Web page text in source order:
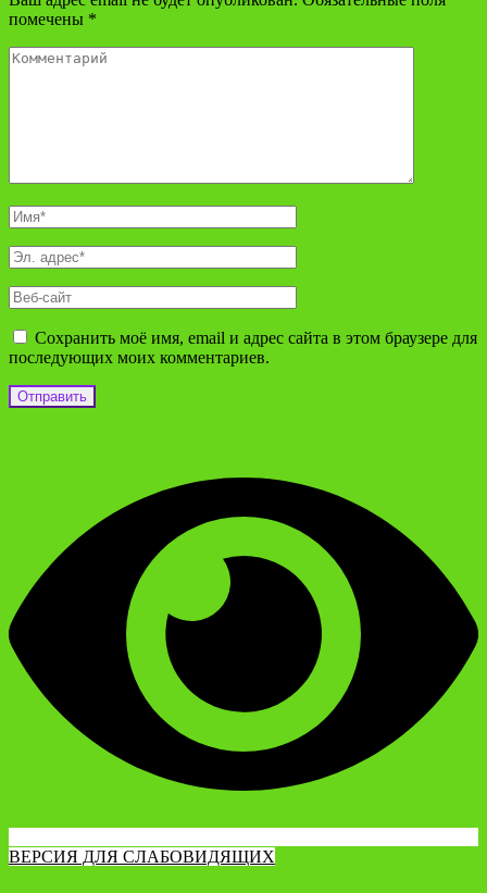
помечены *
Сохранить моё имя, email и адрес сайта в этом браузере для
последующих моих комментариев.
ВЕРСИЯ ДЛЯ СЛАБОВИДЯЩИХ